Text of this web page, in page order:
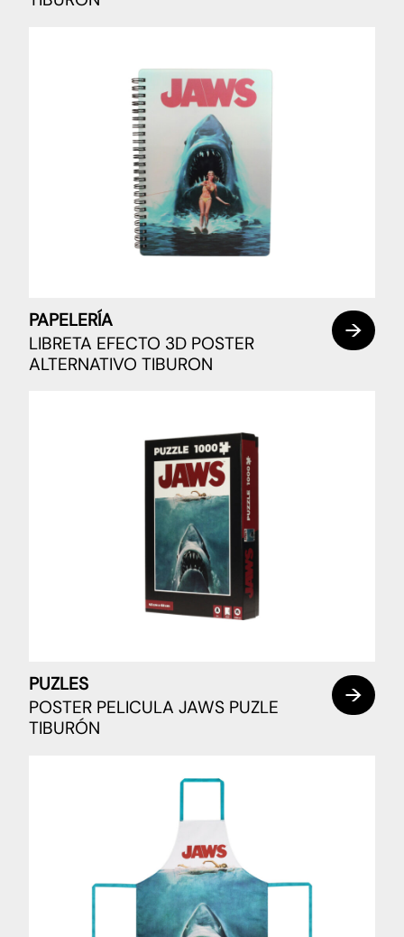
PAPELERÍA
LIBRETA EFECTO 3D POSTER
ALTERNATIVO TIBURON
PUZLES
POSTER PELICULA JAWS PUZLE
TIBURÓN